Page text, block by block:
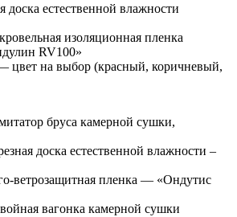
доска естественной влажности
изоляционная пленка
RV100»
цвет на выбор (красный, коричневый,
бруса камерной сушки,
доска естественной влажности –
ветрозащитная пленка — «Ондутис
вагонка камерной сушки